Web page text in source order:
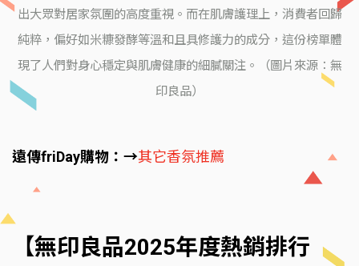
出大眾對居家氛圍的高度重視。而在肌膚護理上，消費者回歸
純粹，偏好如米糠發酵等溫和且具修護力的成分，這份榜單體
現了人們對身心穩定與肌膚健康的細膩關注。（圖片來源：無
印良品）
遠傳friDay購物：→其它香氛推薦
【無印良品2025年度熱銷排行